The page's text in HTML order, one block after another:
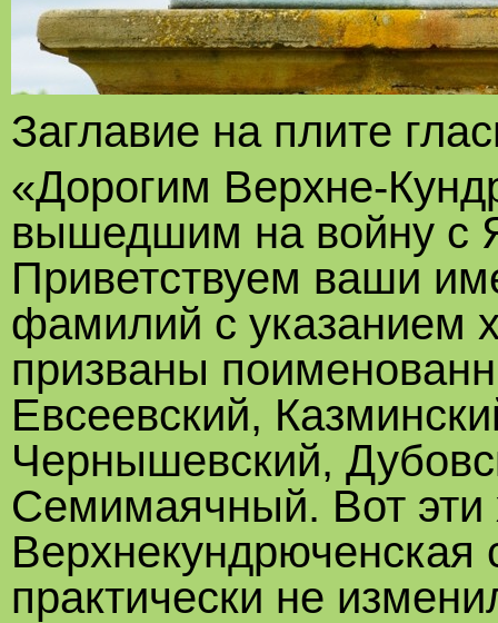
Заглавие на плите
«Дорогим Верхне-
вышедшим на войну с
Приветствуем ваши
фамилий с указанием
призваны
Евсеевский,
Чернышевский,
Семимаячный. Вот эти
Верхнекундрюченская
практически не